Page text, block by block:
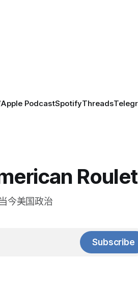
Apple PodcastSpotifyThreads
今美国政治
Subscribe